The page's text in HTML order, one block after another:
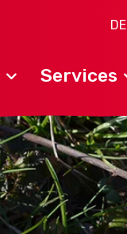
DE
Services